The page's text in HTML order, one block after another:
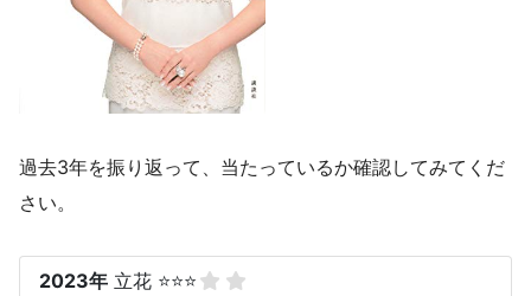
過去3年を振り返って、当たっているか確認してみてくだ
さい。
2023年 立花 ⭐⭐⭐